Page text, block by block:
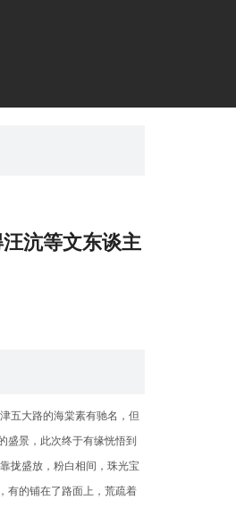
沆等文东谈主
五大路的海棠素有驰名，但
盛景，此次终于有缘恍悟到
拢盛放，粉白相间，珠光宝
有的铺在了路面上，荒疏着